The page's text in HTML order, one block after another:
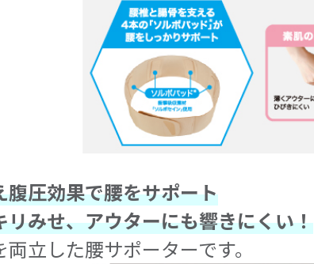
腹圧効果で腰をサポート
リみせ、アウターにも響きにくい！
両立した腰サポーターです。